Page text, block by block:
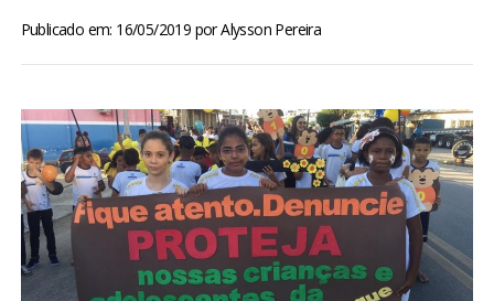
ESPORTES
ENTRETENIMENTO
ENQUETE
Publicado em: 16/05/2019 porAlysson Pereira